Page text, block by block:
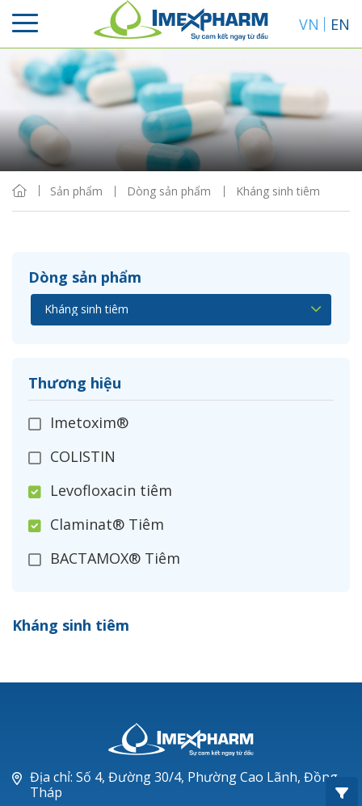
VN EN
Sản phẩm Dòng sản phẩm Kháng sinh tiêm
Dòng sản phẩm
Thương hiệu
Imetoxim®
COLISTIN
Levofloxacin tiêm
Claminat® Tiêm
BACTAMOX® Tiêm
Ceftizoxim®
Piperacillin
Ticarlinat®
Kháng sinh tiêm
Sắp xếp
Hiển thị
Địa chỉ: Số 4, Đường 30/4, Phường Cao Lãnh, Đồng
Tháp